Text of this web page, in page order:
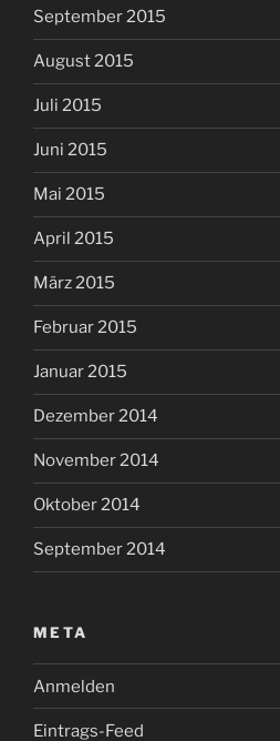
September 2015
August 2015
Juli 2015
Juni 2015
Mai 2015
April 2015
März 2015
Februar 2015
Januar 2015
Dezember 2014
November 2014
Oktober 2014
September 2014
META
Anmelden
Eintrags-Feed